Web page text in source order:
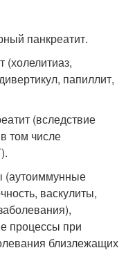
панкреатит.
папиллит,
(вследствие
том числе
(аутоиммунные
васкулиты,
процессы при
близлежащих